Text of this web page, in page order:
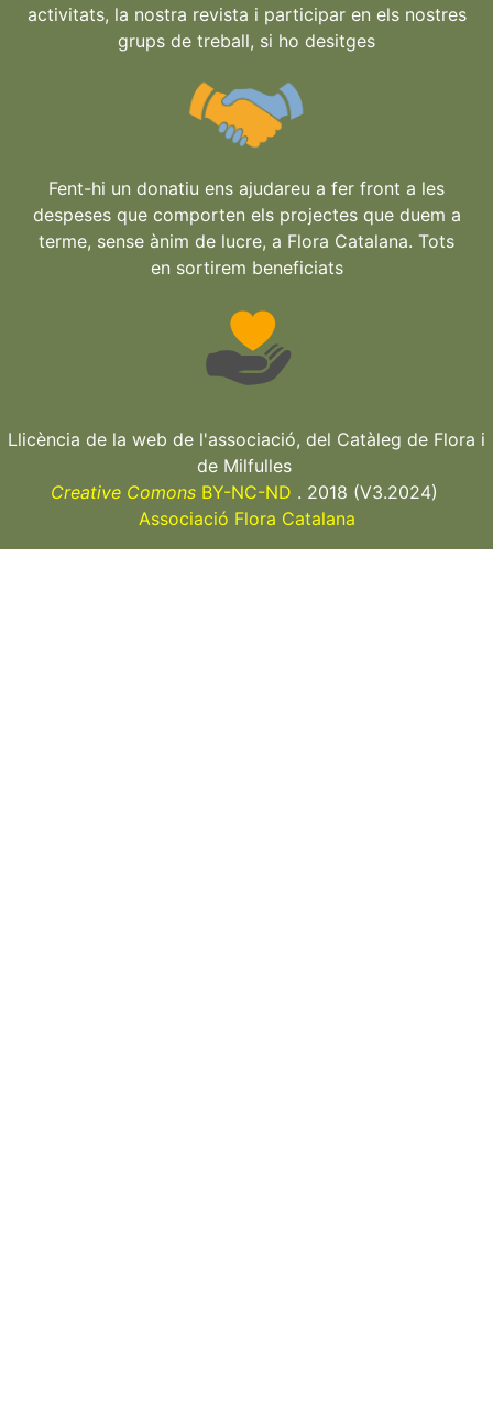
activitats, la nostra revista i participar en els nostres
grups de treball, si ho desitges
Fent-hi un donatiu ens ajudareu a fer front a les
despeses que comporten els projectes que duem a
terme, sense ànim de lucre, a Flora Catalana. Tots
en sortirem beneficiats
Llicència de la web de l'associació, del Catàleg de Flora i
de Milfulles
Creative ComonsBY-NC-ND . 2018 (V3.2024)
Associació Flora Catalana